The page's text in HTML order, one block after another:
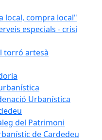
local, compra local"
especials - crisi
torró artesà
Urbanística
del Patrimoni
de Cardedeu